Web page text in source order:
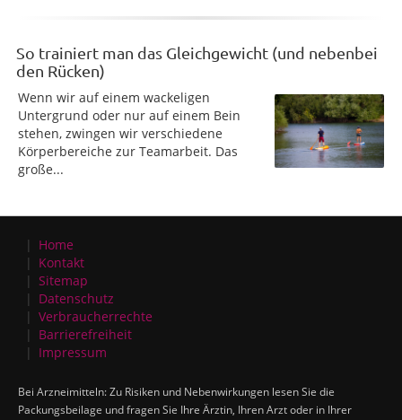
So trainiert man das Gleichgewicht (und nebenbei
den Rücken)
Wenn wir auf einem wackeligen
Untergrund oder nur auf einem Bein
stehen, zwingen wir verschiedene
Körperbereiche zur Teamarbeit. Das
große...
Home
Kontakt
Sitemap
Datenschutz
Verbraucherrechte
Barrierefreiheit
Impressum
Bei Arzneimitteln: Zu Risiken und Nebenwirkungen lesen Sie die
Packungsbeilage und fragen Sie Ihre Ärztin, Ihren Arzt oder in Ihrer